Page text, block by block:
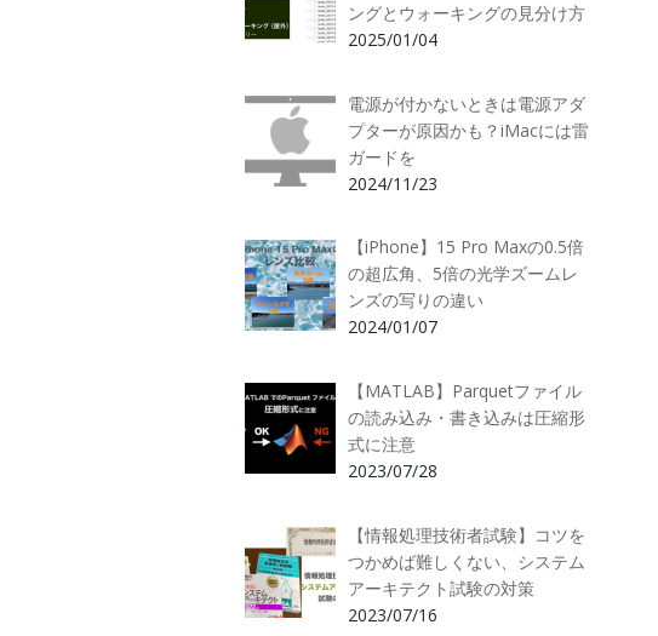
ングとウォーキングの見分け方
2025/01/04
電源が付かないときは電源アダ
プターが原因かも？iMacには雷
ガードを
2024/11/23
【iPhone】15 Pro Maxの0.5倍
の超広角、5倍の光学ズームレ
ンズの写りの違い
2024/01/07
【MATLAB】Parquetファイル
の読み込み・書き込みは圧縮形
式に注意
2023/07/28
【情報処理技術者試験】コツを
つかめば難しくない、システム
アーキテクト試験の対策
2023/07/16